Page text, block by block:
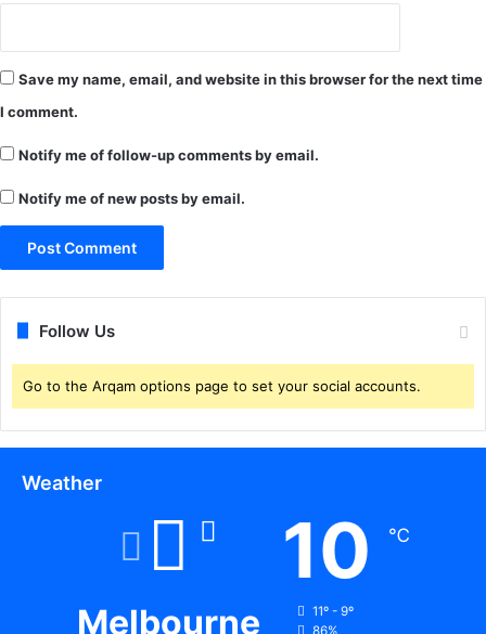
Save my name, email, and website in this browser for the next time
I comment.
Notify me of follow-up comments by email.
Notify me of new posts by email.
Follow Us
Go to the Arqam options page to set your social accounts.
Weather
Melbourne
10 ℃
11º - 9º
86%